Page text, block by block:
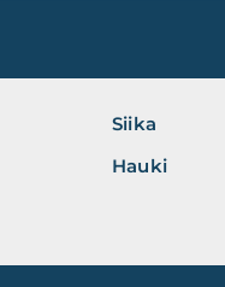
Siika
Hauki